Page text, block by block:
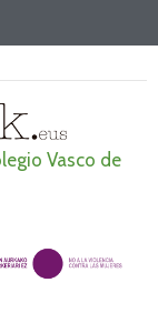
Vasco de